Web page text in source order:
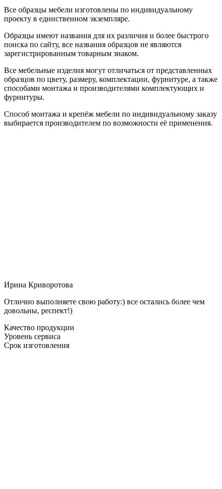
Все образцы мебели изготовлены по индивидуальному
проекту в единственном экземпляре.
Образцы имеют названия для их различия и более быстрого
поиска по сайту, все названия образцов не являются
зарегистрированным товарным знаком.
Все мебельные изделия могут отличаться от представленных
образцов по цвету, размеру, комплектации, фурнитуре, а также
способами монтажа и производителями комплектующих и
фурнитуры.
Способ монтажа и крепёж мебели по индивидуальному заказу
выбирается производителем по возможности её применения.
Ирина Криворотова
Отлично выполняете свою работу:) все остались более чем
довольны, респект!)
Качество продукции
Уровень сервиса
Срок изготовления